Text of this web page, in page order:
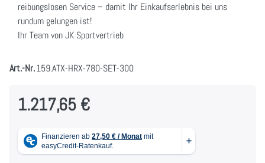
reibungslosen Service – damit Ihr Einkaufserlebnis bei uns
rundum gelungen ist!
Ihr Team von JK Sportvertrieb
Art.-Nr.159.ATX-HRX-780-SET-300
1.217,65 €